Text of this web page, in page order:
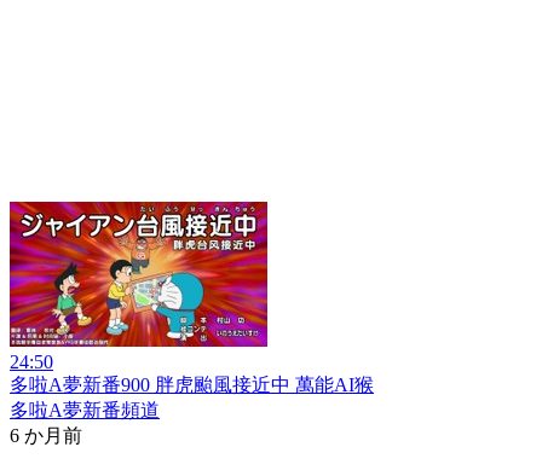
24:50
多啦A夢新番900 胖虎颱風接近中 萬能AI猴
多啦A夢新番頻道
6 か月前